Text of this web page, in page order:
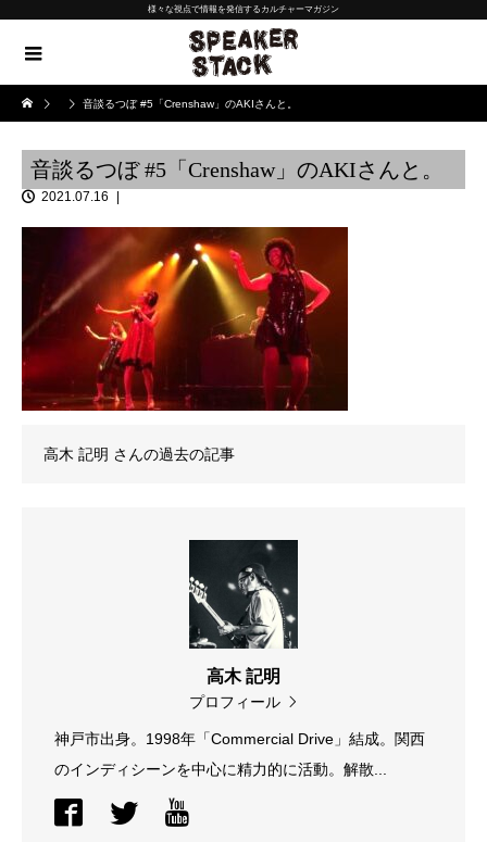
様々な視点で情報を発信するカルチャーマガジン
音談るつぼ #5「Crenshaw」のAKIさんと。
音談るつぼ #5「Crenshaw」のAKIさんと。
2021.07.16
高木 記明 さんの過去の記事
高木 記明
プロフィール
神戸市出身。1998年「Commercial Drive」結成。関西
のインディシーンを中心に精力的に活動。解散...